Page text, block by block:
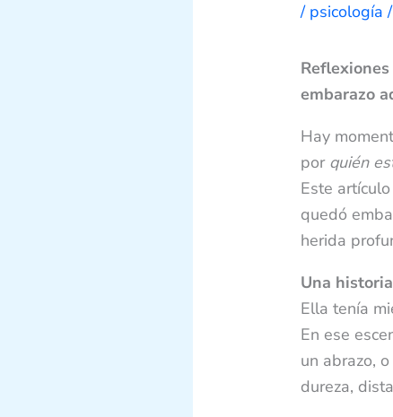
/ psicología
embarazo
Hay
por quién
Este
quedó
herida
Una
Ella tenía
En ese
un abrazo,
dureza,